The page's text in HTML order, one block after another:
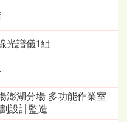
光譜儀1組
澎湖分場 多功能作業室
設計監造